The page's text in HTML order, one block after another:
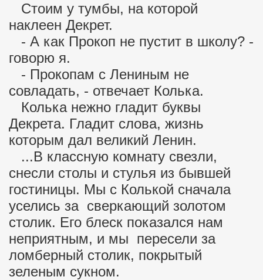
Стоим у тумбы, на которой
наклеен Декрет.
- А как Прокоп не пустит в школу? -
говорю я.
- Прокопам с Лениным не
совладать, - отвечает Колька.
Колька нежно гладит буквы
Декрета. Гладит слова, жизнь
которым дал великий Ленин.
...В классную комнату свезли,
снесли столы и стулья из бывшей
гостиницы. Мы с Колькой сначала
уселись за сверкающий золотом
столик. Его блеск показался нам
неприятным, и мы пересели за
ломберный столик, покрытый
зеленым сукном.